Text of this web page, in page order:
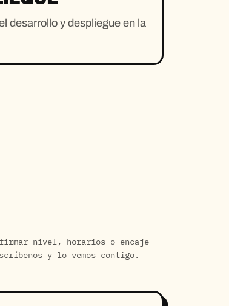
desarrollo y despliegue en la
nivel, horarios o encaje
y lo vemos contigo.